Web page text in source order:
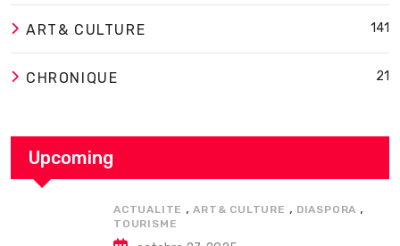
ART& CULTURE 141
CHRONIQUE 21
Upcoming
ACTUALITE ,ART& CULTURE , DIASPORA ,
TOURISME